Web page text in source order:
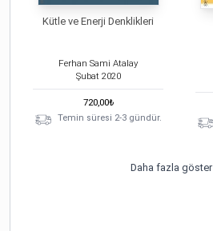
Kütle ve Enerji Denklikleri
Ferhan Sami Atalay
Şubat 2020
720,00₺
Temin süresi 2-3 gündür.
Daha fazla göster